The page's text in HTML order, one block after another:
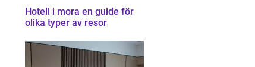
Hotell i mora en guide för
olika typer av resor